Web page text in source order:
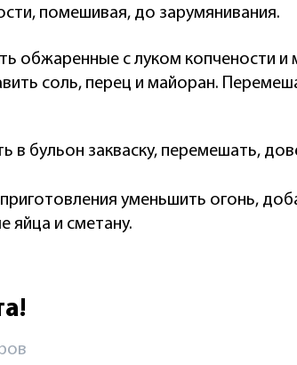
помешивая, до зарумянивания.
обжаренные с луком копчености и
соль, перец и майоран.
в бульон закваску, перемешать,
уменьшить огонь,
яйца и сметану.